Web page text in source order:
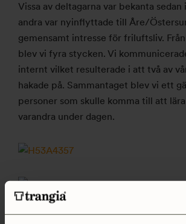
Vissa av deltagarna var bekanta sedan
andra var nyinflyttade till Åre/
gemensamt intresse för friluftsliv. Från
blev vi fyra stycken. Vi
internt vilket resulterade i att två av
hakade på. Sammantaget blev vi ett
personer som skulle komma till att lära
varandra under dagen.
Det kändes i luften att sommar blivit